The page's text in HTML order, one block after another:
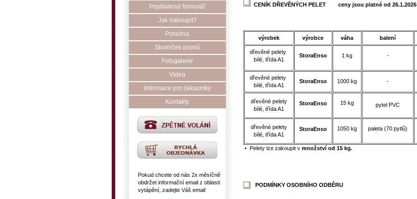
Poptávkový formulář
Jak nakoupit?
Poradna
Slovníček pojmů
Fotogalerie
Videa
Informace pro zákazníky
Kontakty
Pokud chcete od nás 2x měsíčně
obdržet informační email z oblasti
vytápění, zadejte Váš email
CENÍK DŘEVĚNÝCH PELET ceny jsou platné od 26.1.2026
výrobek výrobce váha balení
dřevěné pelety
bílé, třída A1
StoraEnso 1 kg -
dřevěné pelety
bílé, třída A1
StoraEnso 1000 kg -
dřevěné pelety
bílé, třída A1
StoraEnso 15 kg pytel PVC
dřevěné pelety
bílé, třída A1
StoraEnso 1050 kg paleta (70 pytlů)
• Pelety lze zakoupit v množství od 15 kg.
PODMÍNKY OSOBNÍHO ODBĚRU